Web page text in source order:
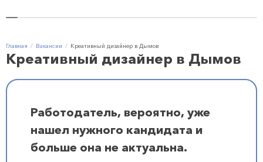
Главная Вакансии Креативный дизайнер в Дымов
Креативный дизайнер в Дымов
Работодатель, вероятно, уже
нашел нужного кандидата и
больше она не актуальна.